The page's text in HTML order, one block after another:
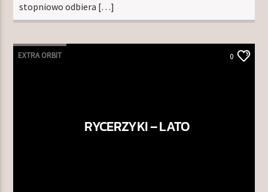
stopniowo odbiera […]
EXTRA ORBIT 0
RYCERZYKI – LATO